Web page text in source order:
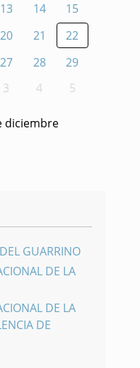
13 14
15
20 21
22
27 28
29
3 4 5
diciembre
GUARRINO
DE LA
DE LA
DE